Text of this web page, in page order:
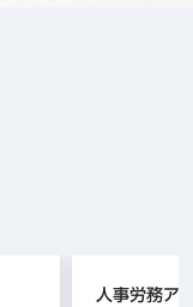
人事労務ア